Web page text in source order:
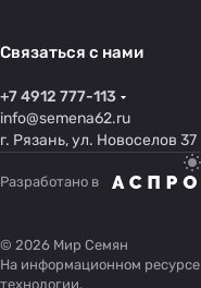
Связаться с нами
+7 4912 777-113
info@semena62.ru
г. Рязань, ул. Новоселов 37
Разработано в
© 2026 Мир Семян
На информационном
технологии.